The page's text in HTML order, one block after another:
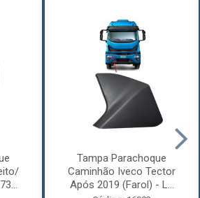
Tampa Parachoque
Caminhão Iveco Tector
Após 2019 (Farol) - L...